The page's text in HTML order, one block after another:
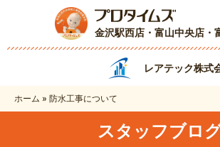
金沢駅西店・富山中央店 ・
レアテック株式
ホーム » 防水工事について
スタッフブロ